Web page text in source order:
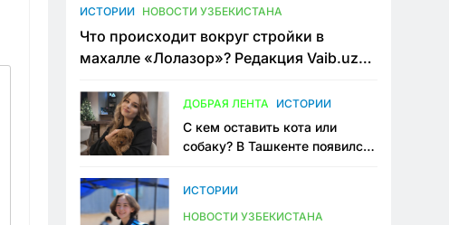
ИСТОРИИ НОВОСТИ УЗБЕКИСТАНА
Что происходит вокруг стройки в
махалле «Лолазор»? Редакция Vaib.uz
конфликта
ДОБРАЯ ЛЕНТА ИСТОРИИ
С кем оставить кота или
собаку? В Ташкенте появился
ИСТОРИИ
НОВОСТИ УЗБЕКИСТАНА